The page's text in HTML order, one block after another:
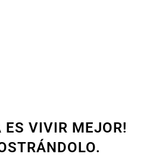
ES VIVIR MEJOR!